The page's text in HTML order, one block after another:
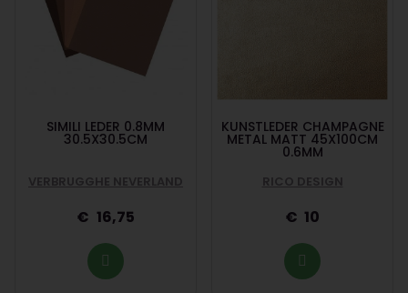
SIMILI LEDER 0.8MM
30.5X30.5CM
VERBRUGGHE NEVERLAND
16,75
KUNSTLEDER CHAMPAGNE
METAL MATT 45X100CM
0.6MM
RICO DESIGN
10